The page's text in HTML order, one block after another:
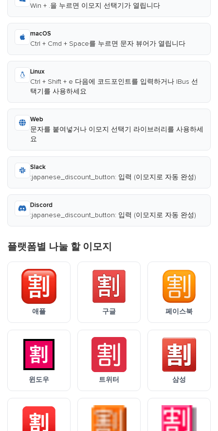
Win + .을 누르면 이모지 선택기가 열립니다
macOS
Ctrl + Cmd + Space를 누르면 문자 뷰어가 열립니다
Linux
Ctrl + Shift + e 다음에 코드포인트를 입력하거나 IBus 선
택기를 사용하세요
Web
문자를 붙여넣거나 이모지 선택기 라이브러리를 사용하세
요
Slack
:japanese_discount_button: 입력 (이모지로 자동 완성)
Discord
:japanese_discount_button: 입력 (이모지로 자동 완성)
플랫폼별 나눌 할 이모지
애플 구글 페이스북
윈도우 트위터 삼성